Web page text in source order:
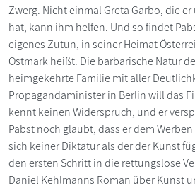
Zwerg. Nicht einmal Greta Garbo, die
hat, kann ihm helfen. Und so findet
eigenes Zutun, in seiner Heimat
Ostmark heißt. Die barbarische Natur
heimgekehrte Familie mit aller
Propagandaminister in Berlin will das
kennt keinen Widerspruch, und er
Pabst noch glaubt, dass er dem
sich keiner Diktatur als der der Kunst
den ersten Schritt in die rettungslose
Daniel Kehlmanns Roman über Kunst